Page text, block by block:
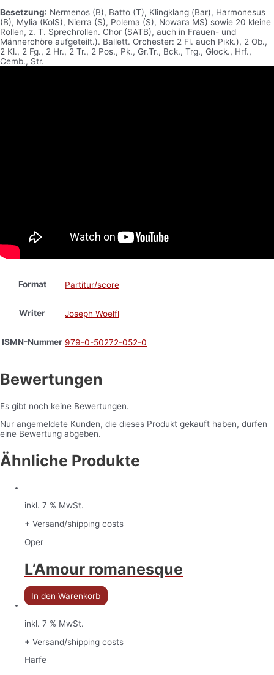
Besetzung: Nermenos (B), Batto (T), Klingklang (Bar), Harmonesus
(B), Mylia (KolS), Nierra (S), Polema (S), Nowara MS) sowie 20 kleine
Rollen, z. T. Sprechrollen. Chor (SATB), auch in Frauen- und
Männerchöre aufgeteilt.). Ballett. Orchester: 2 Fl. auch Pikk.), 2 Ob.,
2 Kl., 2 Fg., 2 Hr., 2 Tr., 2 Pos., Pk., Gr.Tr., Bck., Trg., Glock., Hrf.,
Cemb., Str.
Format Partitur/score
Writer Joseph Woelfl
ISMN-Nummer 979-0-50272-052-0
Bewertungen
Es gibt noch keine Bewertungen.
Nur angemeldete Kunden, die dieses Produkt gekauft haben, dürfen
eine Bewertung abgeben.
Ähnliche Produkte
inkl. 7 % MwSt.
+ Versand/shipping costs
Oper
L’Amour romanesque
In den Warenkorb
inkl. 7 % MwSt.
+ Versand/shipping costs
Harfe